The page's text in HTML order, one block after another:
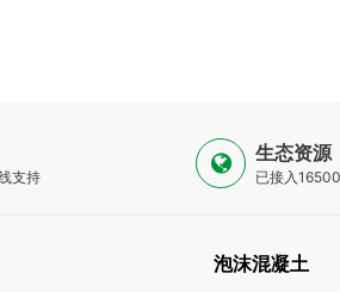
支持
生态资源
已接入
泡沫混凝土